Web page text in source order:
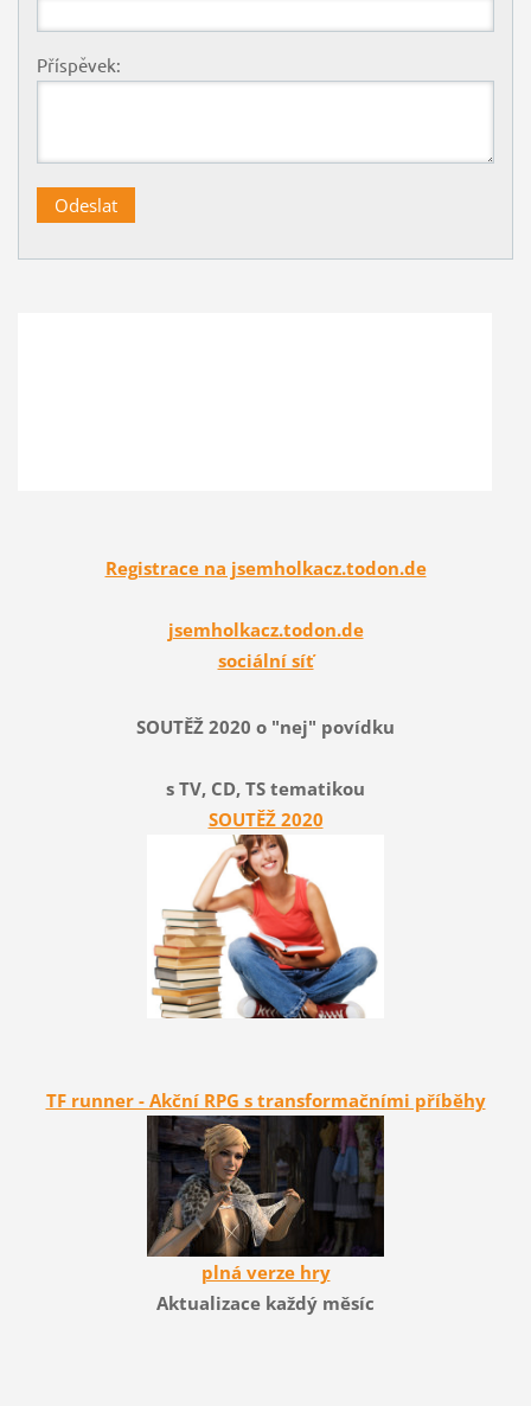
Příspěvek:
Registrace na jsemholkacz.todon.de
jsemholkacz.todon.de
sociální síť
SOUTĚŽ 2020 o "nej" povídku
s TV, CD, TS tematikou
SOUTĚŽ 2020
TF runner - Akční RPG s transformačními příběhy
plná verze hry
Aktualizace každý měsíc